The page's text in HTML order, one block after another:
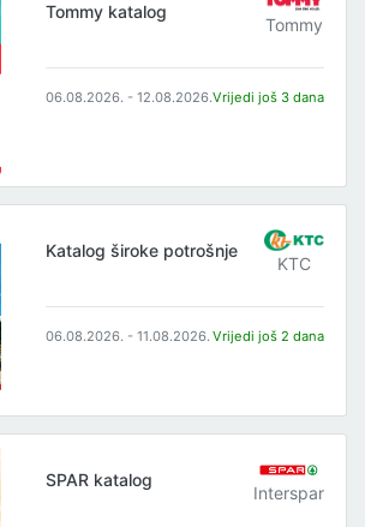
Tommy katalog
Tommy
06.08.2026. - 12.08.2026.Vrijedi još 3 dana
Katalog široke potrošnje
KTC
06.08.2026. - 11.08.2026. Vrijedi još 2 dana
SPAR katalog
Interspar